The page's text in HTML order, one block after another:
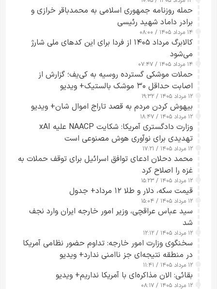
حمله روزنامه جمهوری اسلامی به محمدباقر خرازی و
برادر داماد شهید رئیسی
۱۴ مرداد ۱۴۰۵ / ۰۸:۰۰
کالابرگ مرداد ۱۴۰۵ از فردا برای این کدهای ملی شارژ
می‌شود
۱۴ مرداد ۱۴۰۵ / ۰۷:۴۷
حملات موشکی گسترده روسیه به کی‌یف؛ گزارش از
اصابت حداقل ۳۰ موشک بالستیک+ ویدیو
۱۲ مرداد ۱۴۰۵ / ۱۹:۳۲
بیهوش کردن مردم به قصد تاراج اموال شان+ ویدیو
۱۲ مرداد ۱۴۰۵ / ۱۸:۴۷
وزارت دادگستری آمریکا: شکایت NAACP علیه xAI
تهدیدی برای نوآوری هوش مصنوعی است
۱۲ مرداد ۱۴۰۵ / ۱۷:۲۱
محمد دحلان ادعای توافق اسرائیل برای توقف حملات به
غزه را اصلاح کرد
۱۲ مرداد ۱۴۰۵ / ۱۵:۲۳
قیمت سکه، دلار و طلا ۱۲ مرداد+ جدول
۱۲ مرداد ۱۴۰۵ / ۱۵:۰۴
سید عباس عراقچی، وزیر امور خارجه ایران وارد نجف
شد
۱۲ مرداد ۱۴۰۵ / ۱۲:۱۲
سخنگوی وزارت امور خارجه: تداوم حضور نظامی آمریکا
در منطقه نتیجه‌ای جز ناامنی ندارد+ ویدیو
۱۲ مرداد ۱۴۰۵ / ۱۱:۴۱
بقائی: الان مذاکره‌ای با آمریکا نداریم+ ویدیو
۱۲ مرداد ۱۴۰۵ / ۰۸:۱۷